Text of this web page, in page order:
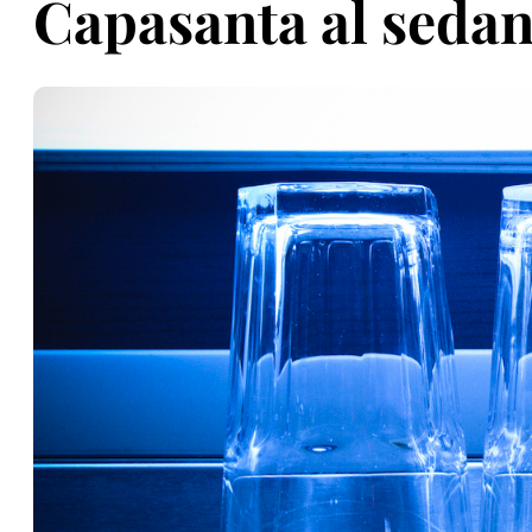
Capasanta al